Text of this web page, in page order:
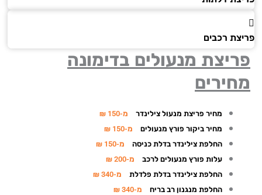
רכבים
מנעולים בדימונה
מחיר פריצת מנעול צילינדר
מ-150 ₪
מחיר ביקור פורץ מנעולים
מ-150 ₪
החלפת צילינדר בדלת כניסה
מ-150 ₪
עלות פורץ מנעולים לרכב
מ-200 ₪
החלפת צילינדר בדלת פלדלת
מ-340 ₪
החלפת מנגנון רב בריח
מ-340 ₪